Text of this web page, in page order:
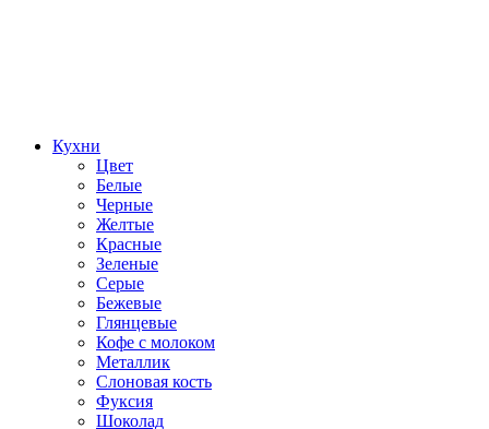
Кухни
Цвет
Белые
Черные
Желтые
Красные
Зеленые
Серые
Бежевые
Глянцевые
Кофе с молоком
Металлик
Слоновая кость
Фуксия
Шоколад